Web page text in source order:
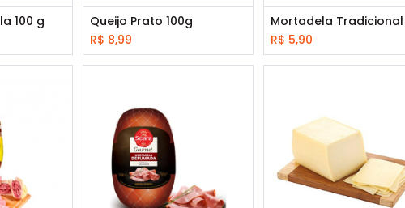
100 g
Queijo Prato 100g
R$ 8,99
R$ 5,90